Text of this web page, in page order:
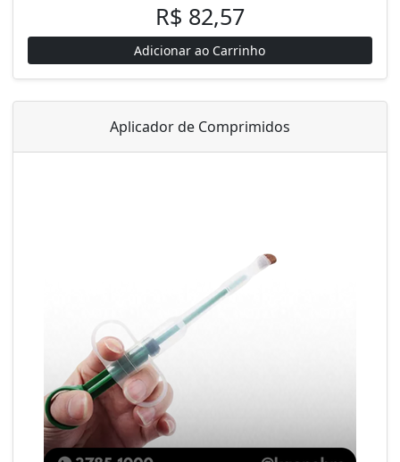
R$ 82,57
Adicionar ao Carrinho
Aplicador de Comprimidos